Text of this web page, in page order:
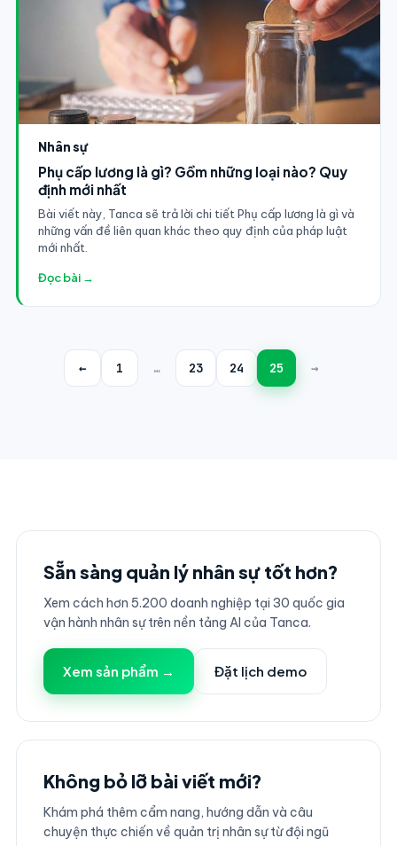
Nhân sự
Phụ cấp lương là gì? Gồm những loại nào? Quy
định mới nhất
Bài viết này, Tanca sẽ trả lời chi tiết Phụ cấp lương là gì và
những vấn đề liên quan khác theo quy định của pháp luật
mới nhất.
Đọc bài →
← 1 … 23 24 25 →
Sẵn sàng quản lý nhân sự tốt hơn?
Xem cách hơn 5.200 doanh nghiệp tại 30 quốc gia
vận hành nhân sự trên nền tảng AI của Tanca.
Xem sản phẩm → Đặt lịch demo
Không bỏ lỡ bài viết mới?
Khám phá thêm cẩm nang, hướng dẫn và câu
chuyện thực chiến về quản trị nhân sự từ đội ngũ